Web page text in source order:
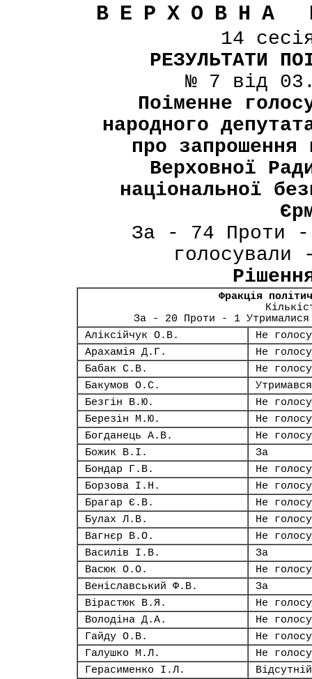
ВЕРХОВНА
14
РЕЗУЛЬТАТИ
№ 7 від
Поіменне
народного
про запрошення
Верховної
національної
За - 74 Проти -
Фракція
За - 20 Проти - 1
Аліксійчук О.В.
Не
Арахамія Д.Г.
Не
Бабак С.В.
Не
Бакумов О.С.
Утримався
Безгін В.Ю.
Не
Березін М.Ю.
Не
Богданець А.В.
Не
Божик В.І.
За
Бондар Г.В.
Не
Борзова І.Н.
Не
Брагар Є.В.
Не
Булах Л.В.
Не
Вагнєр В.О.
Не
Василів І.В.
За
Васюк О.О.
Не
Веніславський Ф.В.
За
Вірастюк В.Я.
Не
Володіна Д.А.
Не
Гайду О.В.
Не
Галушко М.Л.
Не
Герасименко І.Л.
Відсутній